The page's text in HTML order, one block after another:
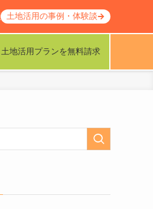
土地活用プランを無料請求
土地活用の事例・体験談